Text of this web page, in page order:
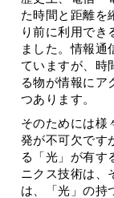
た時間と距離を
り前に利用でき
ました。情報通
ていますが、時
る物が情報にア
つあります。
そのためには様
発が不可欠です
る「光」が有す
ニクス技術は、
は、「光」の持